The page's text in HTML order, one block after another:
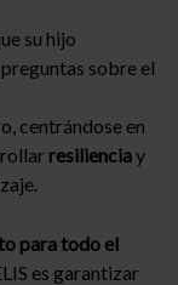
su hijo
sobre el
centrándose en
resilienciay
para todo el
es garantizar